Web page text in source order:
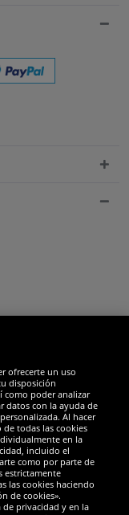
ofrecerte un uso
disposición
como poder analizar
datos con la ayuda de
Al hacer
de todas las cookies
en la
incluido el
como por parte de
estrictamente
las cookies haciendo
de cookies».
privacidad y en la